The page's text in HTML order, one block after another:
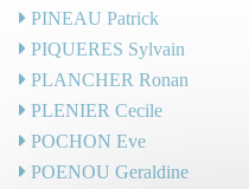
PINEAU Patrick
PIQUERES Sylvain
PLANCHER Ronan
PLENIER Cecile
POCHON Eve
POENOU Geraldine